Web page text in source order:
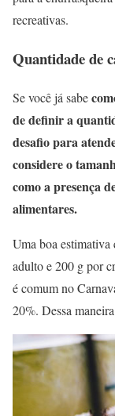
recreativas.
Quantidade de
Se você já sabe
de definir a
desafio para
considere o
como a presença
alimentares.
Uma boa estimativa
adulto e 200 g por
é comum no
20%. Dessa